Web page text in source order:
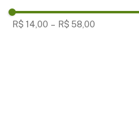
R$ 14,00 – R$ 58,00